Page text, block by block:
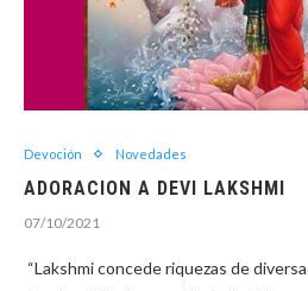
Devoción Novedades
ADORACION A DEVI LAKSHMI
07/10/2021
“Lakshmi concede riquezas de